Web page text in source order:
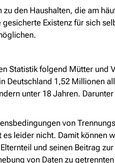
den Haushalten, die am
Existenz für sich
Statistik folgend Mütter und
Deutschland 1,52 Millionen
unter 18 Jahren.
von
leider nicht. Damit
und seinen Beitrag
von Daten zu